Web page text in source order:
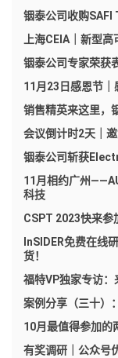
铟泰公司收购SAFI
上海CEIA｜新型
铟泰公司专家荣获
11月23日感恩节｜
销售精英来这里，
会议倒计时2天｜
铟泰公司斩获
11月相约广州
科技
CSPT 2023快来参
InSIDER免费在线
货！
福特VP独家专访：
案例分享（三十）
10月最值得参加的
有奖调研｜公众号